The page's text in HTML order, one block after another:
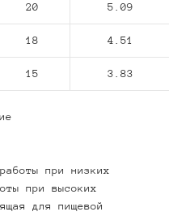
20 5.09
18 4.51
15 3.83
при низких
при высоких
для пищевой